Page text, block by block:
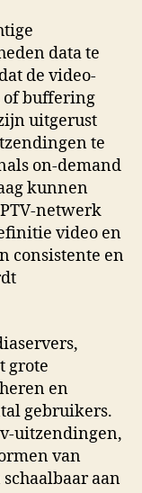
data te
de video-
of buffering
uitgerust
te
on-demand
kunnen
netwerk
video en
consistente en
grote
en
gebruikers.
uitzendingen,
van
aan